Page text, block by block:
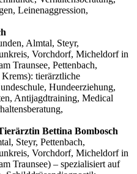
Leinenaggression,
Almtal, Steyr,
Vorchdorf, Micheldorf in
Traunsee, Pettenbach,
tierärztliche
Hundeerziehung,
Antijagdtraining, Medical
Bettina Bombosch
Steyr, Pettenbach,
Vorchdorf, Micheldorf in
Traunsee) – spezialisiert auf